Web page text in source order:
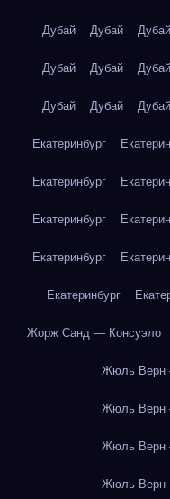
Дубай Дубай Дубай
Дубай Дубай Дубай
Дубай Дубай Дубай
Екатеринбург
Екатеринбург
Екатеринбург
Екатеринбург
Екатеринбург
Жорж Санд — Консуэло
Жюль Верн
Жюль Верн
Жюль Верн
Жюль Верн